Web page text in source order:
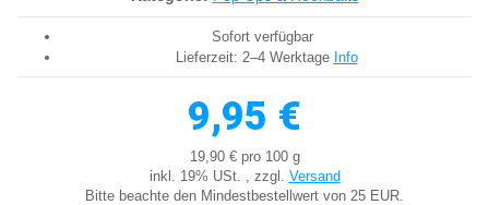
Sofort verfügbar
Lieferzeit: 2–4 Werktage Info
9,95 €
19,90 € pro 100 g
inkl. 19% USt. , zzgl. Versand
Bitte beachte den Mindestbestellwert von 25 EUR.